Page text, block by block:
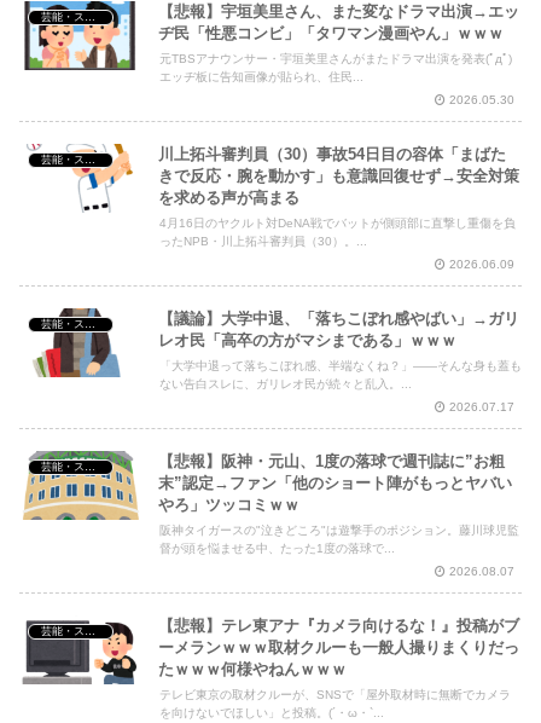
芸能・スポーツ・Youtuber
【悲報】宇垣美里さん、また変なドラマ出演→エッ
ヂ民「性悪コンビ」「タワマン漫画やん」ｗｗｗ
元TBSアナウンサー・宇垣美里さんがまたドラマ出演を発表(ﾟдﾟ)
エッヂ板に告知画像が貼られ、住民...
2026.05.30
芸能・スポーツ・Youtuber
川上拓斗審判員（30）事故54日目の容体「まばた
きで反応・腕を動かす」も意識回復せず→安全対策
を求める声が高まる
4月16日のヤクルト対DeNA戦でバットが側頭部に直撃し重傷を負
ったNPB・川上拓斗審判員（30）。...
2026.06.09
芸能・スポーツ・Youtuber
【議論】大学中退、「落ちこぼれ感やばい」→ガリ
レオ民「高卒の方がマシまである」ｗｗｗ
「大学中退って落ちこぼれ感、半端なくね？」——そんな身も蓋も
ない告白スレに、ガリレオ民が続々と乱入。...
2026.07.17
【悲報】阪神・元山、1度の落球で週刊誌に”お粗
末”認定→ファン「他のショート陣がもっとヤバい
やろ」ツッコミｗｗ
阪神タイガースの"泣きどころ"は遊撃手のポジション。藤川球児監
督が頭を悩ませる中、たった1度の落球で...
2026.08.07
【悲報】テレ東アナ『カメラ向けるな！』投稿がブ
ーメランｗｗｗ取材クルーも一般人撮りまくりだっ
たｗｗｗ何様やねんｗｗｗ
テレビ東京の取材クルーが、SNSで「屋外取材時に無断でカメラ
を向けないでほしい」と投稿。(´・ω・`...